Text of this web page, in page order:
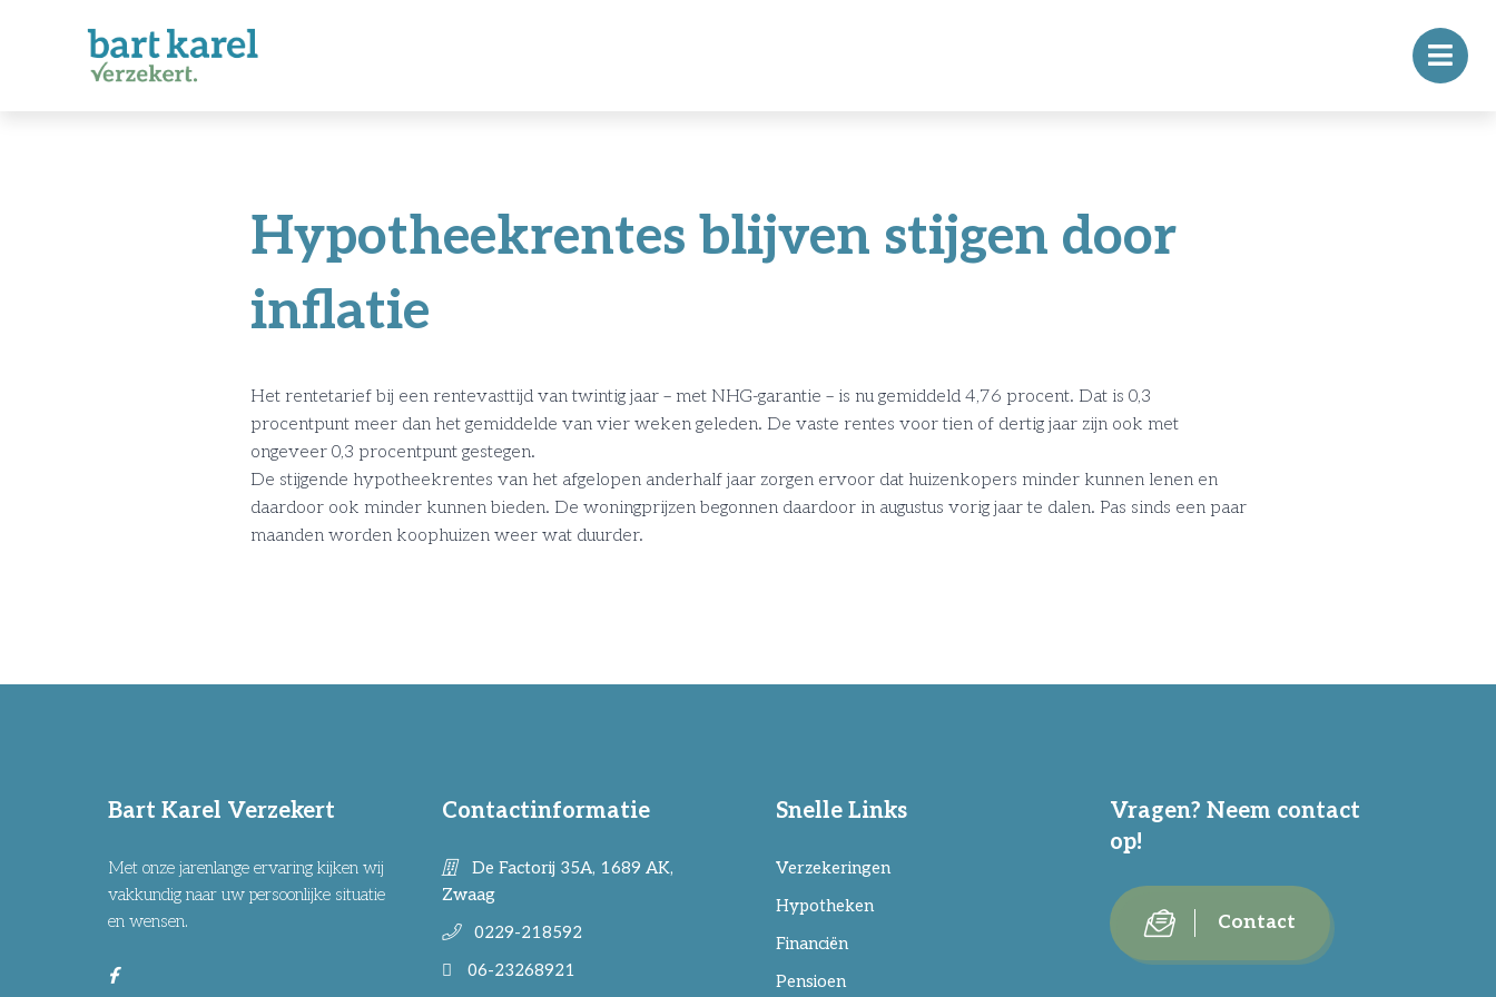
Hypotheekrentes blijven stijgen door
inflatie
Het rentetarief bij een rentevasttijd van twintig jaar – met NHG-garantie – is nu gemiddeld 4,76 procent. Dat is 0,3
procentpunt meer dan het gemiddelde van vier weken geleden. De vaste rentes voor tien of dertig jaar zijn ook met
ongeveer 0,3 procentpunt gestegen.
De stijgende hypotheekrentes van het afgelopen anderhalf jaar zorgen ervoor dat huizenkopers minder kunnen lenen en
daardoor ook minder kunnen bieden. De woningprijzen begonnen daardoor in augustus vorig jaar te dalen. Pas sinds een paar
maanden worden koophuizen weer wat duurder.
Bart Karel Verzekert
Met onze jarenlange ervaring kijken wij
vakkundig naar uw persoonlijke situatie
en wensen.
Contactinformatie
De Factorij 35A, 1689 AK,
Zwaag
0229-218592
06-23268921
Snelle Links
Verzekeringen
Hypotheken
Financiën
Pensioen
Vragen? Neem contact
op!
Contact